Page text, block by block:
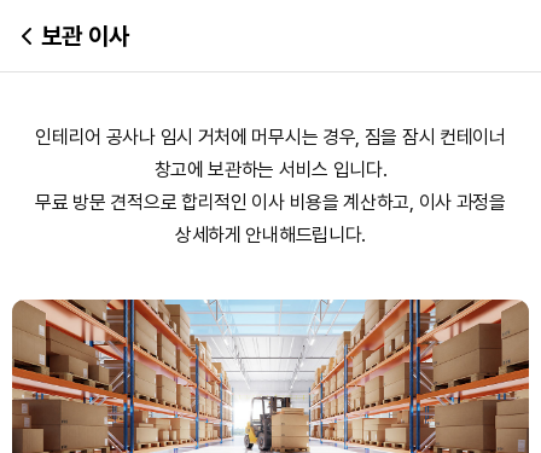
보관 이사
인테리어 공사나 임시 거처에 머무시는 경우, 짐을 잠시 컨테이너
창고에 보관하는 서비스 입니다.
무료 방문 견적으로 합리적인 이사 비용을 계산하고, 이사 과정을
상세하게 안내해드립니다.